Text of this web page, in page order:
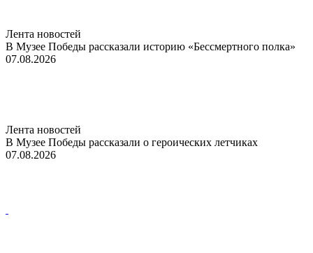
Лента новостей
В Музее Победы рассказали историю «Бессмертного полка»
07.08.2026
Лента новостей
В Музее Победы рассказали о героических летчиках
07.08.2026